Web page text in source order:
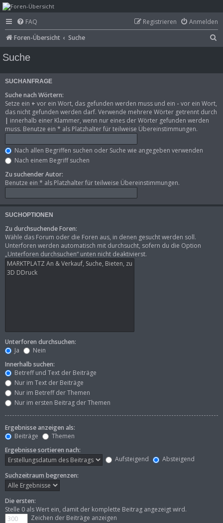
mega-hz - classic
computer &
electronics
FAQ Anmelden
Registrieren
Foren-Übersicht
Suche
h
Suche
SUCHANFRAGE
Suche nach Wörtern:
Setze ein + vor ein Wort, das gefunden werden muss und ein - vor ein Wort,
das nicht gefunden werden darf. Verwende mehrere Wörter getrennt durch
| innerhalb einer Klammer, wenn nur eines der Wörter gefunden werden
muss. Benutze ein * als Platzhalter für teilweise Übereinstimmungen.
Nach allen Begriffen suchen oder Suche wie angegeben verwenden
Nach einem Begriff suchen
Zu suchender Autor:
Benutze ein * als Platzhalter für teilweise Übereinstimmungen.
SUCHOPTIONEN
Zu durchsuchende Foren:
Wähle das Forum oder die Foren aus, in denen gesucht werden soll.
Unterforen werden automatisch mit durchsucht, sofern du die Option
„Unterforen durchsuchen“ unten nicht deaktivierst.
Unterforen durchsuchen:
Ja
Nein
Innerhalb suchen:
Betreff und Text der Beiträge
Nur im Text der Beiträge
Nur im Betreff der Themen
Nur im ersten Beitrag der Themen
Ergebnisse anzeigen als:
Beiträge
Themen
Ergebnisse sortieren nach:
Aufsteigend
Absteigend
Suchzeitraum begrenzen:
Die ersten:
Stelle 0 als Wert ein, damit der komplette Beitrag angezeigt wird.
Zeichen der Beiträge anzeigen